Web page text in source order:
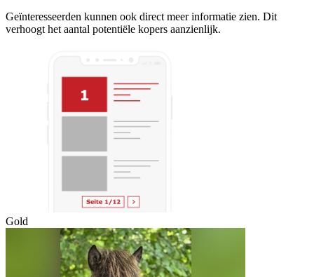
Geïnteresseerden kunnen ook direct meer informatie zien. Dit
verhoogt het aantal potentiële kopers aanzienlijk.
Gold